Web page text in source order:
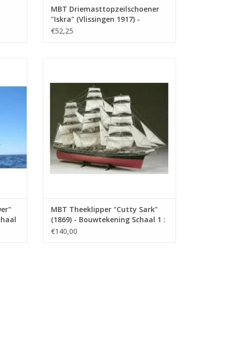
MBT Driemasttopzeilschoener
"Iskra" (Vlissingen 1917) -
Bouwtekening Schaal 1 : 100
€52,25
TOEVOEGEN AAN WINKELWAGEN
MBT Theeklipper "Cutty Sark"
(1869) - Bouwtekening Schaal 1 :
100 (10.00.007)
€140,00